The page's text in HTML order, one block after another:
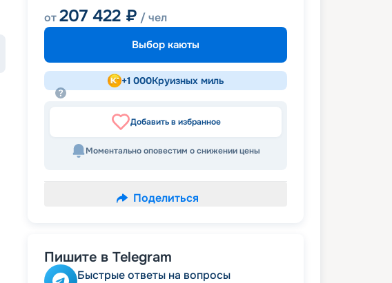
от207 422 ₽ / чел
Выбор каюты
+1 000Круизных миль
Добавить в избранное
Моментально оповестим о снижении цены
Поделиться
Пишите в Telegram
Быстрые ответы на вопросы